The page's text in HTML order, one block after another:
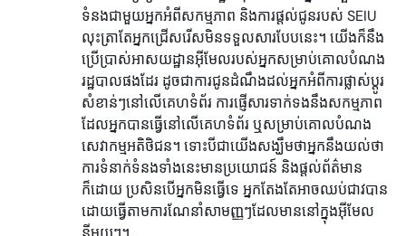
ទំនងជាមួយអ្នកអំពីសកម្មភាព និងការផ្តល់ជូនរបស់ SEIU
លុះត្រាតែអ្នកជ្រើសរើសមិនទទួលសារបែបនេះ។ យើងក៏នឹង
ប្រើប្រាស់អាសយដ្ឋានអ៊ីមែលរបស់អ្នកសម្រាប់គោលបំណង
រដ្ឋបាលផងដែរ ដូចជាការជូនដំណឹងដល់អ្នកអំពីការផ្លាស់ប្តូរ
សំខាន់ៗនៅលើគេហទំព័រ ការផ្ញើសារទាក់ទងនឹងសកម្មភាព
ដែលអ្នកបានធ្វើនៅលើគេហទំព័រ ឬសម្រាប់គោលបំណង
សេវាកម្មអតិថិជន។ ទោះបីជាយើងសង្ឃឹមថាអ្នកនឹងយល់ថា
ការទំនាក់ទំនងទាំងនេះមានប្រយោជន៍ និងផ្តល់ព័ត៌មាន
ក៏ដោយ ប្រសិនបើអ្នកមិនធ្វើទេ អ្នកតែងតែអាចឈប់ជាវបាន
ដោយធ្វើតាមការណែនាំសាមញ្ញៗដែលមាននៅក្នុងអ៊ីមែល